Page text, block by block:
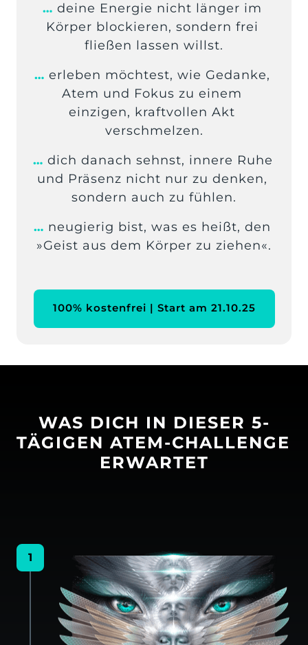
… deine Energie nicht länger im
Körper blockieren, sondern frei
fließen lassen willst.
… erleben möchtest, wie Gedanke,
Atem und Fokus zu einem
einzigen, kraftvollen Akt
verschmelzen.
… dich danach sehnst, innere Ruhe
und Präsenz nicht nur zu denken,
sondern auch zu fühlen.
… neugierig bist, was es heißt, den
100% kostenfrei | Start am 21.10.25
WAS DICH IN DIESER 5-
TÄGIGEN ATEM-CHALLENGE
ERWARTET
1